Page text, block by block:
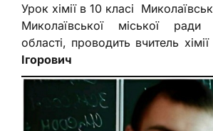
Урок хімії в 10 класі
Миколаївської міської ради
області, проводить вчитель хімії
Ігорович